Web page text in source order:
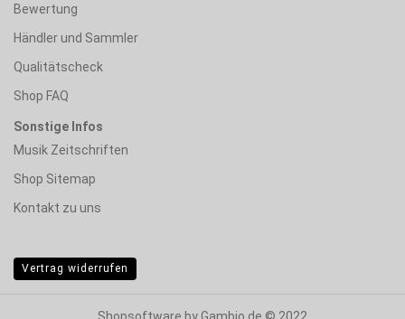
Bewertung
Händler und Sammler
Qualitätscheck
Shop FAQ
Sonstige Infos
Musik Zeitschriften
Shop Sitemap
Kontakt zu uns
Vertrag widerrufen
Shopsoftware by Gambio.de © 2022